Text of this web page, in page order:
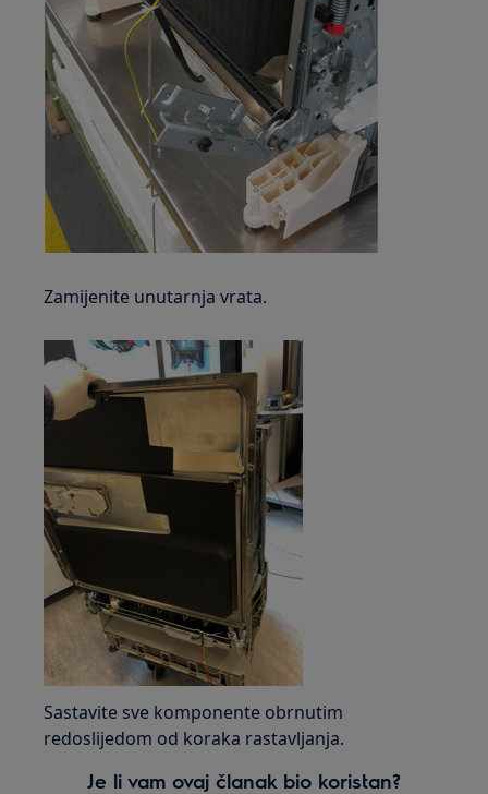
Zamijenite unutarnja vrata.
Sastavite sve komponente obrnutim
redoslijedom od koraka rastavljanja.
Je li vam ovaj članak bio koristan?